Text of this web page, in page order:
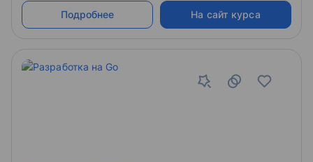
Подробнее На сайт курса